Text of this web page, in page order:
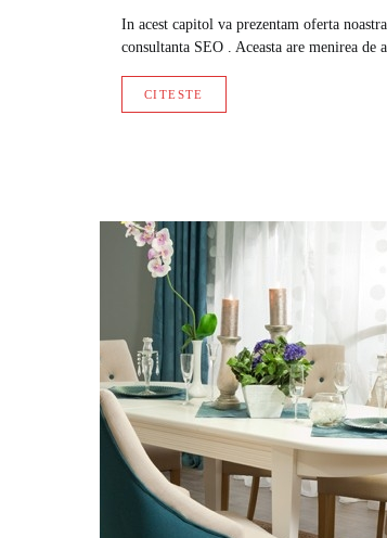
In acest capitol va prezentam oferta
consultanta SEO . Aceasta are menirea de
CITESTE